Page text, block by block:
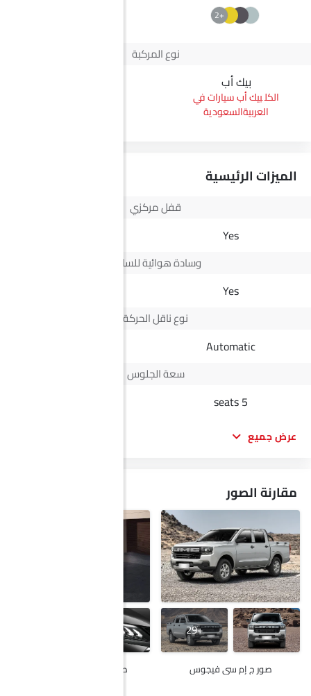
+2
نوع المركبة
بيك أب
بيك أب سيارات في
العربيةالسعودية
الميزات الرئيسية
قفل مركزي
Yes
وسادة هوائية للسائق
Yes
نوع ناقل الحركة
Automatic
سعة الجلوس
5 seats
عرض جميع
مقارنة الصور
+29
صور ج إم سي فيجوس صور ماكسيوس G50 Plus